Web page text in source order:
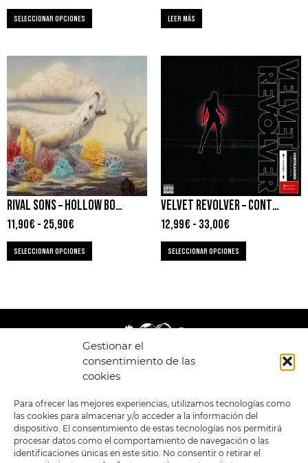
Gestionar el
consentimiento de las
cookies
Para ofrecer las mejores experiencias, utilizamos tecnologías como
las cookies para almacenar y/o acceder a la información del
dispositivo. El consentimiento de estas tecnologías nos permitirá
procesar datos como el comportamiento de navegación o las
identificaciones únicas en este sitio. No consentir o retirar el
SELECCIONAR OPCIONES LEER MÁS
RIVAL SONS – HOLLOW BONES
11,90€ - 25,90€
SELECCIONAR OPCIONES
VELVET REVOLVER – CONTRABAND
12,99€ - 33,00€
SELECCIONAR OPCIONES
LEGAL
POLÍTICA DE
PRIVACIDAD
TÉRMINOS Y
CONDICIONES
ENLACES
ESTILOS
FORMATOS
PREVENTAS
OFERTAS